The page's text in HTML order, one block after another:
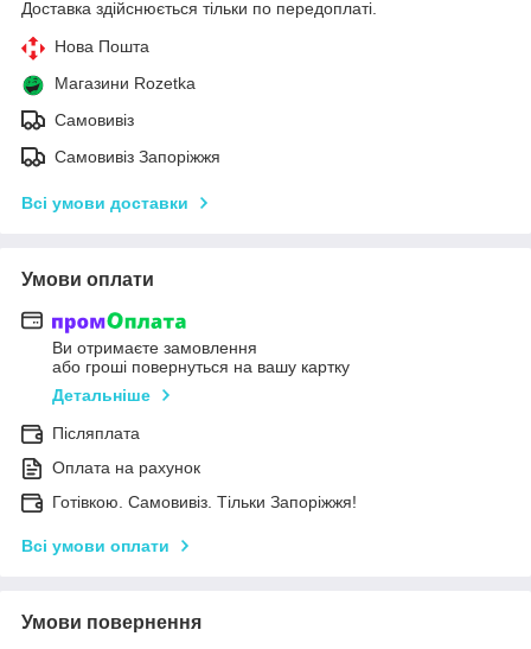
Доставка здійснюється тільки по передоплаті.
Нова Пошта
Магазини Rozetka
Самовивіз
Самовивіз Запоріжжя
Всі умови доставки
Умови оплати
Ви отримаєте замовлення
або гроші повернуться на вашу картку
Детальніше
Післяплата
Оплата на рахунок
Готівкою. Самовивіз. Тільки Запоріжжя!
Всі умови оплати
Умови повернення